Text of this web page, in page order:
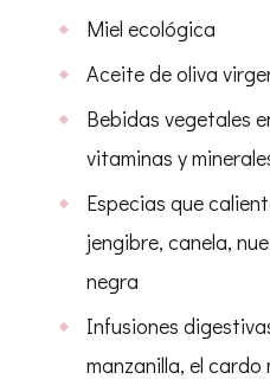
Miel ecológica
Aceite de oliva
Bebidas vegetales
vitaminas y
Especias que
jengibre, canela,
negra
Infusiones
manzanilla, el